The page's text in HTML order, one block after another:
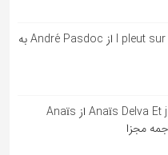
آهنگ فرانسوی l pleut sur la route از André Pasdoc به
آهنگ فرانسوی Anaïs Delva Et je danse از Anaïs